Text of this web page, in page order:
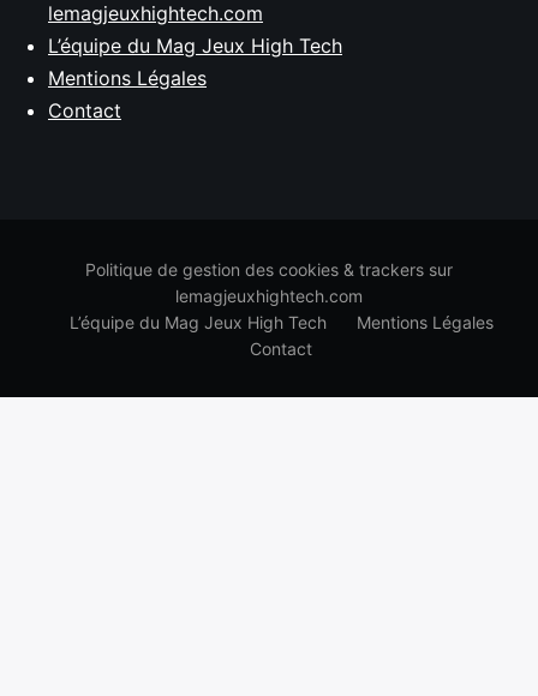
lemagjeuxhightech.com
L’équipe du Mag Jeux High Tech
Mentions Légales
Contact
Politique de gestion des cookies & trackers sur
lemagjeuxhightech.com
L’équipe du Mag Jeux High Tech
Mentions Légales
Contact